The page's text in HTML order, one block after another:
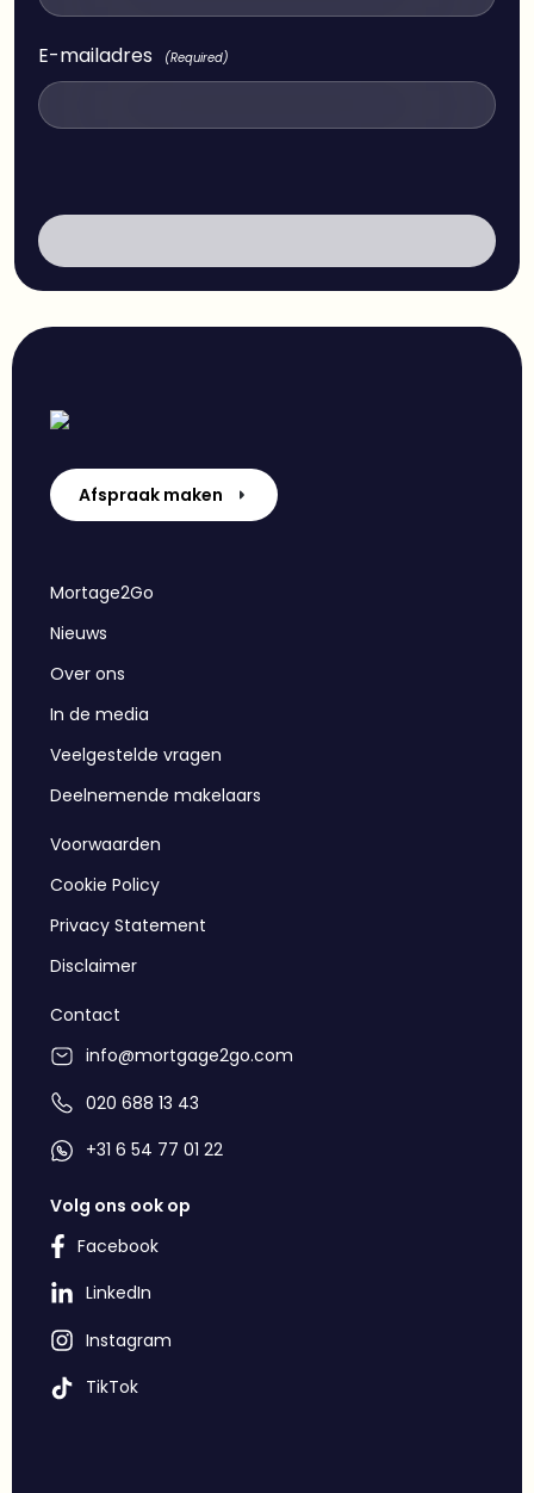
E-mailadres (Required)
Afspraak maken
Mortage2Go
Nieuws
Over ons
In de media
Veelgestelde vragen
Deelnemende makelaars
Voorwaarden
Cookie Policy
Privacy Statement
Disclaimer
Contact
info@mortgage2go.com
020 688 13 43
+31 6 54 77 01 22
Volg ons ook op
Facebook
LinkedIn
Instagram
TikTok